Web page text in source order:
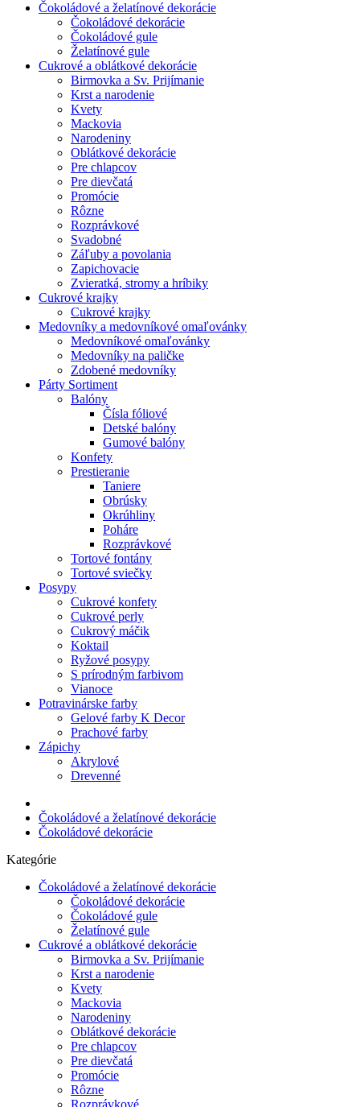
Čokoládové a želatínové dekorácie
Čokoládové dekorácie
Čokoládové gule
Želatínové gule
Cukrové a oblátkové dekorácie
Birmovka a Sv. Prijímanie
Krst a narodenie
Kvety
Mackovia
Narodeniny
Oblátkové dekorácie
Pre chlapcov
Pre dievčatá
Promócie
Rôzne
Rozprávkové
Svadobné
Záľuby a povolania
Zapichovacie
Zvieratká, stromy a hríbiky
Cukrové krajky
Cukrové krajky
Medovníky a medovníkové omaľovánky
Medovníkové omaľovánky
Medovníky na paličke
Zdobené medovníky
Párty Sortiment
Balóny
Čísla fóliové
Detské balóny
Gumové balóny
Konfety
Prestieranie
Taniere
Obrúsky
Okrúhliny
Poháre
Rozprávkové
Tortové fontány
Tortové sviečky
Posypy
Cukrové konfety
Cukrové perly
Cukrový máčik
Koktail
Ryžové posypy
S prírodným farbivom
Vianoce
Potravinárske farby
Gelové farby K Decor
Prachové farby
Zápichy
Akrylové
Drevenné
Čokoládové a želatínové dekorácie
Čokoládové dekorácie
Kategórie
Čokoládové a želatínové dekorácie
Čokoládové dekorácie
Čokoládové gule
Želatínové gule
Cukrové a oblátkové dekorácie
Birmovka a Sv. Prijímanie
Krst a narodenie
Kvety
Mackovia
Narodeniny
Oblátkové dekorácie
Pre chlapcov
Pre dievčatá
Promócie
Rôzne
Rozprávkové